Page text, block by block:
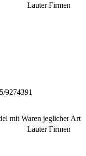
Lauter Firmen
9274391
mit Waren jeglicher Art
Lauter Firmen